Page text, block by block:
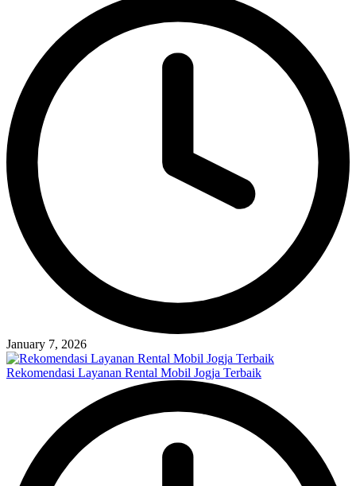
January 7, 2026
Rekomendasi Layanan Rental Mobil Jogja Terbaik